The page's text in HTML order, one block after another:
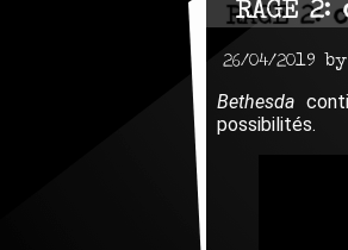
RAGE
26/04/2019
Bethesda
possibilités.